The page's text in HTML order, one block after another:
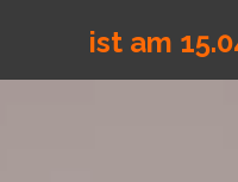
ist am